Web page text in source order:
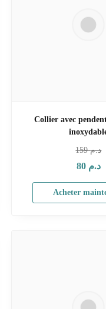
Collier avec
159 د.م
80 د.م
Acheter